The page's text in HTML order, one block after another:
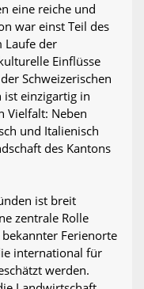
eine reiche und
war einst Teil des
Laufe der
Einflüsse
Schweizerischen
ist einzigartig in
Vielfalt: Neben
und Italienisch
des Kantons
ist breit
zentrale Rolle
Ferienorte
international für
werden.